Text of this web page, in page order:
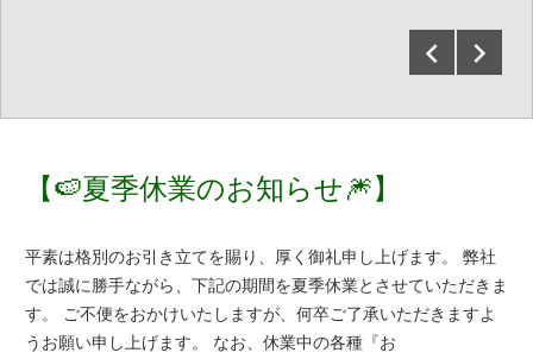
【🍉夏季休業のお知らせ🎆】
平素は格別のお引き立てを賜り、厚く御礼申し上げます。 弊社
では誠に勝手ながら、下記の期間を夏季休業とさせていただきま
す。 ご不便をおかけいたしますが、何卒ご了承いただきますよ
うお願い申し上げます。 なお、休業中の各種『お